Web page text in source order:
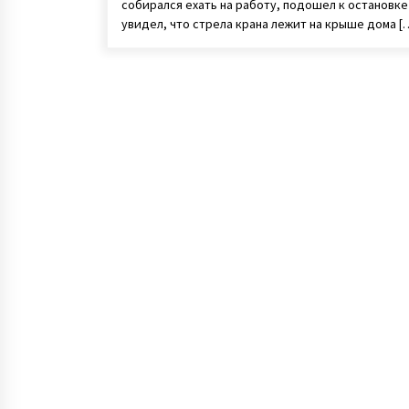
собирался ехать на работу, подошел к
увидел, что стрела крана лежит на крыше дома